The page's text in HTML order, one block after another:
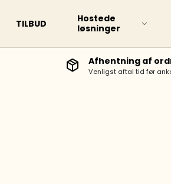
TILBUD
Hostede
løsninger
Afhentning af
Venligst aftal tid før